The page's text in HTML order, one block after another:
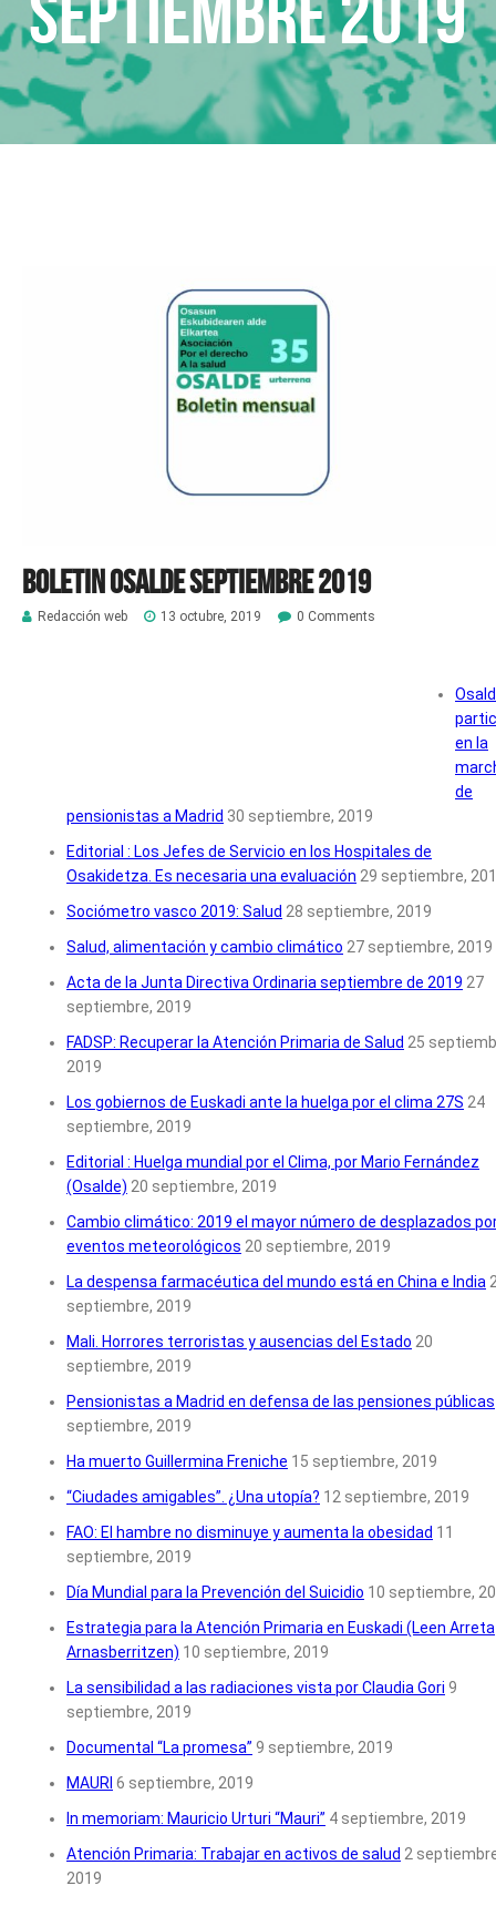
Boletin Osalde septiembre 2019
Redacción web 13 octubre, 2019 0 Comments
en la
de
pensionistas a Madrid 30 septiembre, 2019
Editorial : Los Jefes de Servicio en los Hospitales de
Osakidetza. Es necesaria una evaluación 29 septiembre,
Sociómetro vasco 2019: Salud 28 septiembre, 2019
Salud, alimentación y cambio climático 27 septiembre, 2019
Acta de la Junta Directiva Ordinaria septiembre de 2019 27
septiembre, 2019
FADSP: Recuperar la Atención Primaria de Salud 25
2019
Los gobiernos de Euskadi ante la huelga por el clima 27S 24
septiembre, 2019
Editorial : Huelga mundial por el Clima, por Mario Fernández
(Osalde) 20 septiembre, 2019
Cambio climático: 2019 el mayor número de desplazados
eventos meteorológicos 20 septiembre, 2019
La despensa farmacéutica del mundo está en China e India
septiembre, 2019
Mali. Horrores terroristas y ausencias del Estado 20
septiembre, 2019
Pensionistas a Madrid en defensa de las pensiones públicas
septiembre, 2019
Ha muerto Guillermina Freniche 15 septiembre, 2019
“Ciudades amigables”. ¿Una utopía? 12 septiembre, 2019
FAO: El hambre no disminuye y aumenta la obesidad 11
septiembre, 2019
Día Mundial para la Prevención del Suicidio 10 septiembre,
Estrategia para la Atención Primaria en Euskadi (Leen Arreta
Arnasberritzen) 10 septiembre, 2019
La sensibilidad a las radiaciones vista por Claudia Gori 9
septiembre, 2019
Documental “La promesa” 9 septiembre, 2019
MAURI 6 septiembre, 2019
In memoriam: Mauricio Urturi “Mauri” 4 septiembre, 2019
Atención Primaria: Trabajar en activos de salud 2
2019